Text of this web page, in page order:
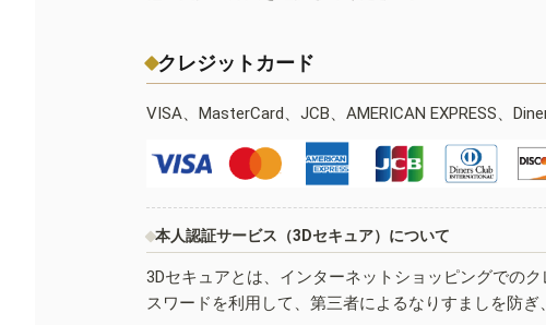
クレジットカード
VISA、MasterCard、JCB、AMERICAN EXPRESS、
本人認証サービス（3Dセキュア）について
3Dセキュアとは、インターネットショッピングでの
スワードを利用して、第三者によるなりすましを防ぎ